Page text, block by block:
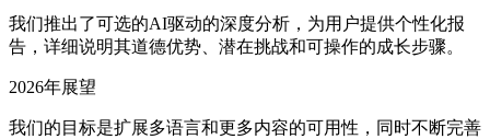
我们推出了可选的AI驱动的深度分析，为用户提供个性化报
告，详细说明其道德优势、潜在挑战和可操作的成长步骤。
2026年展望
我们的目标是扩展多语言和更多内容的可用性，同时不断完善